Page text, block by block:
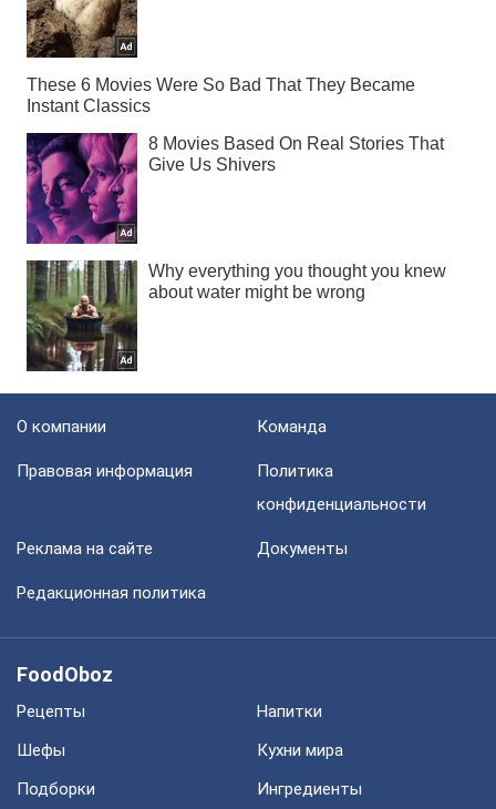
О компании Команда
Правовая информация
Политика
конфиденциальности
Реклама на сайте Документы
Редакционная политика
FoodOboz
Рецепты
Напитки
Шефы
Кухни мира
Подборки
Ингредиенты